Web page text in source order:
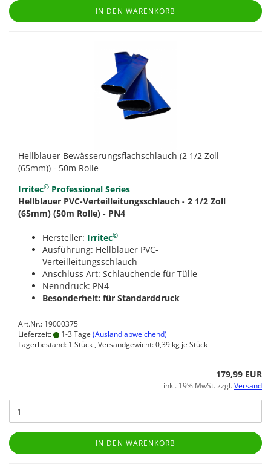
IN DEN WARENKORB
Hellblauer Bewässerungsflachschlauch (2 1/2 Zoll
(65mm)) - 50m Rolle
Irritec© Professional Series
Hellblauer PVC-Verteilleitungsschlauch - 2 1/2 Zoll
(65mm) (50m Rolle) - PN4
Hersteller: Irritec©
Ausführung: Hellblauer PVC-
Verteilleitungsschlauch
Anschluss Art: Schlauchende für Tülle
Nenndruck: PN4
Besonderheit: für Standarddruck
Art.Nr.: 19000375
Lieferzeit:
1-3 Tage (Ausland abweichend)
Lagerbestand: 1 Stück , Versandgewicht:0,39 kg je Stück
179,99 EUR
inkl. 19% MwSt. zzgl.Versand
IN DEN WARENKORB